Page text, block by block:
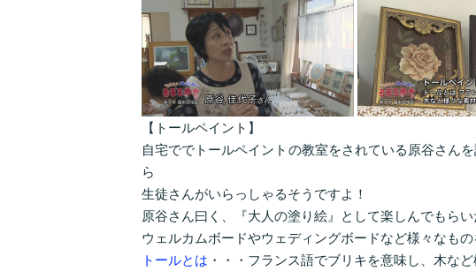
【トールペイント】
自宅ででトールペイントの教室をされている原谷さん
ら
生徒さんがいらっしゃるそうですよ！
原谷さん曰く、『大人の塗り絵』として楽しんでもらい
ウェルカムボードやウェディングボードなど様々なも
トールとは ・・・フランス語でブリキを意味し、木な